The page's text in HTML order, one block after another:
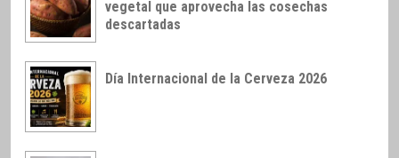
vegetal que aprovecha las cosechas
descartadas
Día Internacional de la Cerveza 2026